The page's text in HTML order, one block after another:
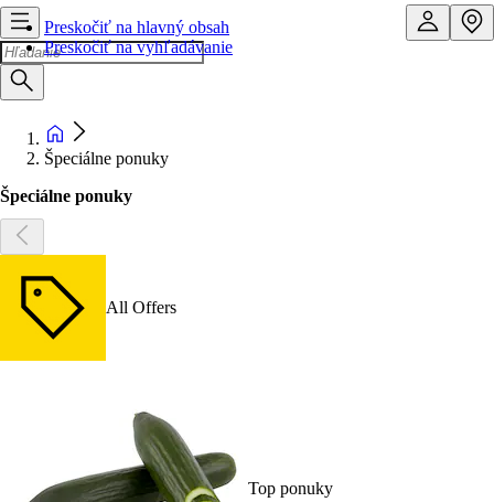
Preskočiť na hlavný obsah
Preskočiť na vyhľadávanie
Špeciálne ponuky
Špeciálne ponuky
All Offers
Top ponuky